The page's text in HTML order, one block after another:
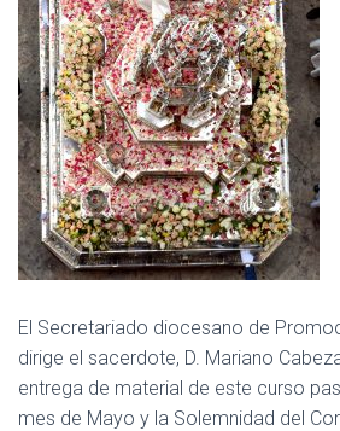
El Secretariado diocesano de
dirige el sacerdote, D. Mariano
entrega de material de este curso
mes de Mayo y la Solemnidad del